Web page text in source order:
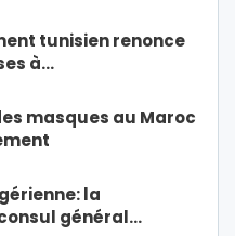
tunisien renonce
à…
masques au Maroc
la
général…